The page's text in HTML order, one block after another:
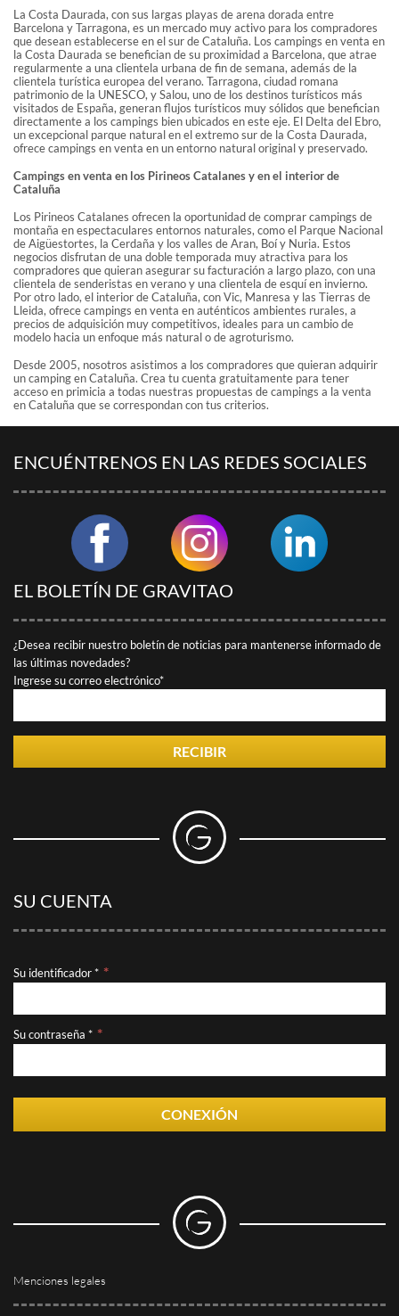
La Costa Daurada, con sus largas playas de arena dorada entre
Barcelona y Tarragona, es un mercado muy activo para los compradores
que desean establecerse en el sur de Cataluña. Los campings en venta en
la Costa Daurada se benefician de su proximidad a Barcelona, que atrae
regularmente a una clientela urbana de fin de semana, además de la
clientela turística europea del verano. Tarragona, ciudad romana
patrimonio de la UNESCO, y Salou, uno de los destinos turísticos más
visitados de España, generan flujos turísticos muy sólidos que benefician
directamente a los campings bien ubicados en este eje. El Delta del Ebro,
un excepcional parque natural en el extremo sur de la Costa Daurada,
ofrece campings en venta en un entorno natural original y preservado.
Campings en venta en los Pirineos Catalanes y en el interior de
Cataluña
Los Pirineos Catalanes ofrecen la oportunidad de comprar campings de
montaña en espectaculares entornos naturales, como el Parque Nacional
de Aigüestortes, la Cerdaña y los valles de Aran, Boí y Nuria. Estos
negocios disfrutan de una doble temporada muy atractiva para los
compradores que quieran asegurar su facturación a largo plazo, con una
clientela de senderistas en verano y una clientela de esquí en invierno.
Por otro lado, el interior de Cataluña, con Vic, Manresa y las Tierras de
Lleida, ofrece campings en venta en auténticos ambientes rurales, a
precios de adquisición muy competitivos, ideales para un cambio de
modelo hacia un enfoque más natural o de agroturismo.
Desde 2005, nosotros asistimos a los compradores que quieran adquirir
un camping en Cataluña. Crea tu cuenta gratuitamente para tener
acceso en primicia a todas nuestras propuestas de campings a la venta
en Cataluña que se correspondan con tus criterios.
ENCUÉNTRENOS EN LAS REDES SOCIALES
EL BOLETÍN DE GRAVITAO
¿Desea recibir nuestro boletín de noticias para mantenerse informado de
las últimas novedades?
Ingrese su correo electrónico*
RECIBIR
SU CUENTA
Su identificador *
Su contraseña *
CONEXIÓN
Menciones legales